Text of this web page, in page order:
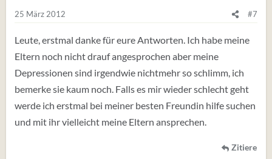
25 März 2012 #7
Leute, erstmal danke für eure Antworten. Ich habe meine
Eltern noch nicht drauf angesprochen aber meine
Depressionen sind irgendwie nichtmehr so schlimm, ich
bemerke sie kaum noch. Falls es mir wieder schlecht geht
werde ich erstmal bei meiner besten Freundin hilfe suchen
und mit ihr vielleicht meine Eltern ansprechen.
Zitiere